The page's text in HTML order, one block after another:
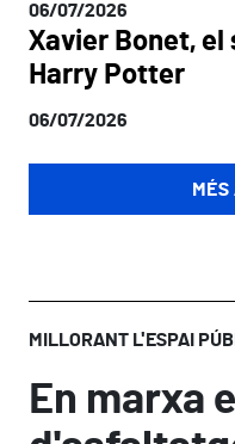
06/07/2026
Xavier Bonet,
Harry Potter
06/07/2026
MÉS
MILLORANT L'ESPAI
En marxa